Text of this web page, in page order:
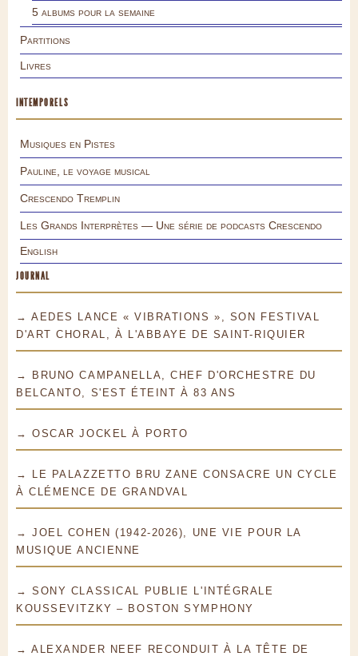
5 albums pour la semaine
Partitions
Livres
INTEMPORELS
Musiques en Pistes
Pauline, le voyage musical
Crescendo Tremplin
Les Grands Interprètes — Une série de podcasts Crescendo
English
JOURNAL
→ AEDES LANCE « VIBRATIONS », SON FESTIVAL
D'ART CHORAL, À L'ABBAYE DE SAINT-RIQUIER
→ BRUNO CAMPANELLA, CHEF D'ORCHESTRE DU
BELCANTO, S'EST ÉTEINT À 83 ANS
→ OSCAR JOCKEL À PORTO
→ LE PALAZZETTO BRU ZANE CONSACRE UN CYCLE
À CLÉMENCE DE GRANDVAL
→ JOEL COHEN (1942-2026), UNE VIE POUR LA
MUSIQUE ANCIENNE
→ SONY CLASSICAL PUBLIE L'INTÉGRALE
KOUSSEVITZKY – BOSTON SYMPHONY
→ ALEXANDER NEEF RECONDUIT À LA TÊTE DE